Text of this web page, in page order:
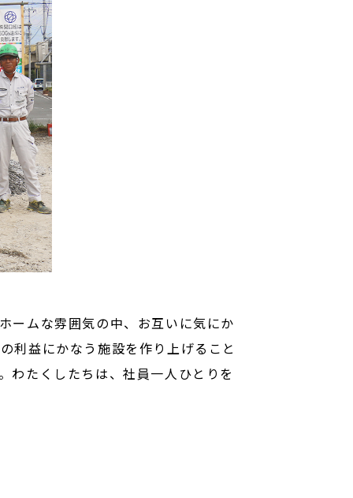
ームな雰囲気の中、お互いに気にか
利益にかなう施設を作り上げること
わたくしたちは、社員一人ひとりを